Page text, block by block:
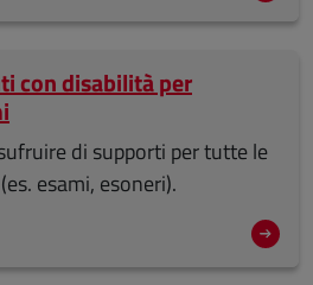
con disabilità per
di supporti per tutte le
esami, esoneri).